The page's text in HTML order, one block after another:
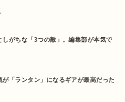
がちな「3つの敵」。編集部が本気で
「ランタン」になるギアが最高だった